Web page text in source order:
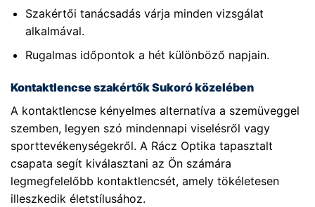
Szakértői tanácsadás várja minden vizsgálat
alkalmával.
Rugalmas időpontok a hét különböző napjain.
Kontaktlencse szakértők Sukoró közelében
A kontaktlencse kényelmes alternatíva a szemüveggel
szemben, legyen szó mindennapi viselésről vagy
sporttevékenységekről. A Rácz Optika tapasztalt
csapata segít kiválasztani az Ön számára
legmegfelelőbb kontaktlencsét, amely tökéletesen
illeszkedik életstílusához.